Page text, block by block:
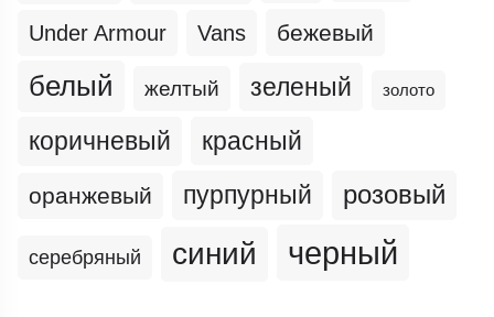
Under Armour Vans бежевый
белый желтый зеленый золото
коричневый красный
оранжевый пурпурный розовый
серебряный синий черный